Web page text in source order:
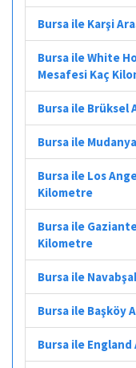
Bursa ile Karşi
Bursa ile White
Mesafesi Kaç
Bursa ile Brüksel
Bursa ile
Bursa ile Los
Kilometre
Bursa ile
Kilometre
Bursa ile
Bursa ile Başköy
Bursa ile England